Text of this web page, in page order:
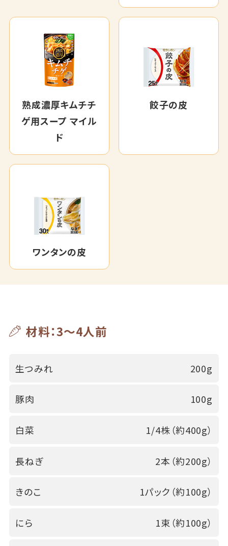
熟成濃厚キムチチ
ゲ用スープ マイル
ド
餃子の皮
ワンタンの皮
材料：3～4人前
生つみれ 200g
豚肉 100g
白菜 1/4株（約400g）
長ねぎ 2本（約200g）
きのこ 1パック（約100g）
にら 1束（約100g）